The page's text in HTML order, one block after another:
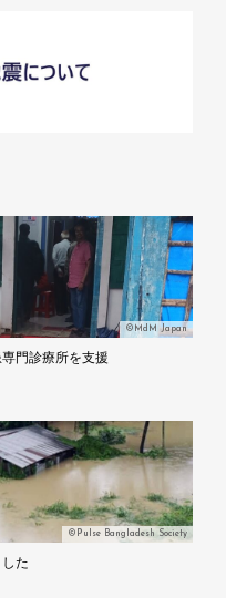
©MdM Japan
門診療所を支援
©Pulse Bangladesh Society
た